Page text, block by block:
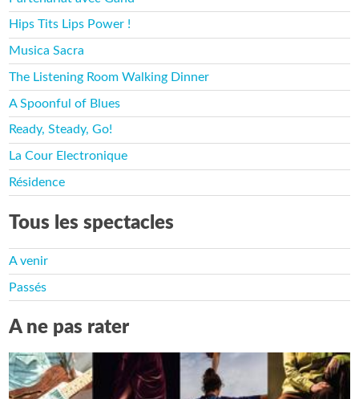
Hips Tits Lips Power !
Musica Sacra
The Listening Room Walking Dinner
A Spoonful of Blues
Ready, Steady, Go!
La Cour Electronique
Résidence
Tous les spectacles
A venir
Passés
A ne pas rater